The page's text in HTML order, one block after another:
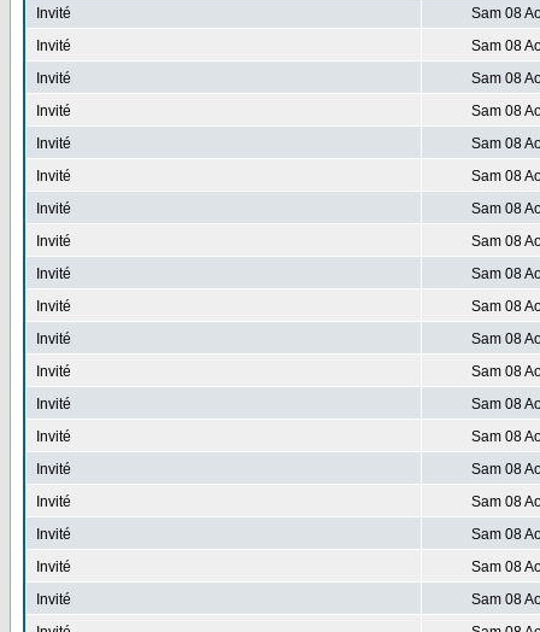
Invité
Sam 08
Invité
Sam 08
Invité
Sam 08
Invité
Sam 08
Invité
Sam 08
Invité
Sam 08
Invité
Sam 08
Invité
Sam 08
Invité
Sam 08
Invité
Sam 08
Invité
Sam 08
Invité
Sam 08
Invité
Sam 08
Invité
Sam 08
Invité
Sam 08
Invité
Sam 08
Invité
Sam 08
Invité
Sam 08
Invité
Sam 08